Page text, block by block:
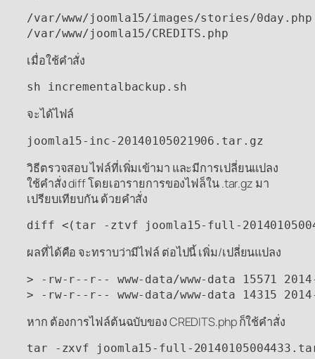
/var/www/joomla15/images/stories/0day.php
/var/www/joomla15/CREDITS.php
เมื่อใช้คำสั่ง
sh incrementalbackup.sh
จะได้ไฟล์
joomla15-inc-20140105021906.tar.gz
วิธีตรวจสอบ ไฟล์ที่เพิ่มเข้ามา และมีการเปลี่ยนแปลง
ใช้คำสั่ง diff โดยเอารายการของไฟล็ใน .tar.gz มา
เปรียบเทียบกัน ด้วยคำสั่ง
diff <(tar -ztvf joomla15-full-
ผลที่ได้คือ จะทราบว่ามีไฟล์ ต่อไปนี้ เพิ่ม/เปลี่ยนแปลง
> -rw-r--r-- www-data/www-data 15571
> -rw-r--r-- www-data/www-data 14315
หาก ต้องการไฟล์ต้นฉบับของ CREDITS.php ก็ใช้คำสั่ง
tar -zxvf joomla15-full-